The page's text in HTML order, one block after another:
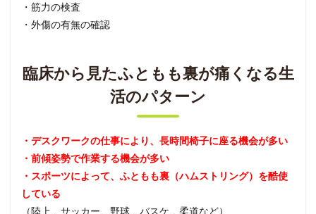
・筋力の検査
・外傷の有無の確認
臨床から見たふともも裏が痛くなる生
活のパターン
・デスクワークの仕事により、長時間椅子に座る機会が多い
・前傾姿勢で作業する機会が多い
・スポーツによって、ふともも裏（ハムストリング）を酷使
している
（陸上、サッカー、野球、バスケ、柔道など）